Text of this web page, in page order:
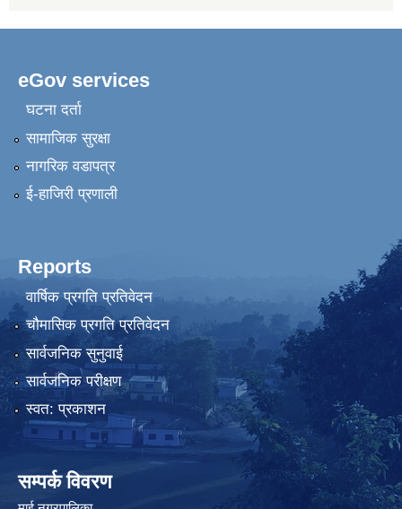
eGov services
घटना दर्ता
सामाजिक सुरक्षा
नागरिक वडापत्र
ई-हाजिरी प्रणाली
Reports
वार्षिक प्रगति प्रतिवेदन
चौमासिक प्रगति प्रतिवेदन
सार्वजनिक सुनुवाई
सार्वजनिक परीक्षण
स्वत: प्रकाशन
सम्पर्क विवरण